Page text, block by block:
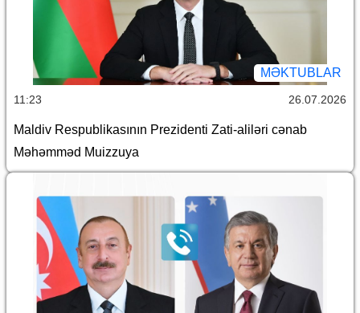
MƏKTUBLAR
11:23 26.07.2026
Maldiv Respublikasının Prezidenti Zati-aliləri cənab
Məhəmməd Muizzuya